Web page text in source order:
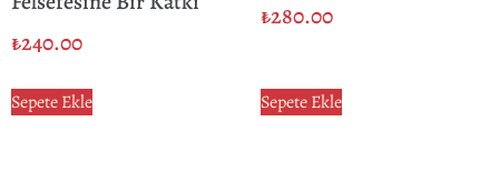
₺240.00
Sepete Ekle
₺280.00
Sepete Ekle